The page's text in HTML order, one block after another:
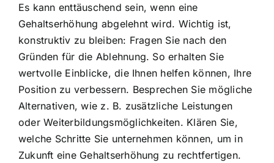
Es kann enttäuschend sein, wenn eine
Gehaltserhöhung abgelehnt wird. Wichtig ist,
konstruktiv zu bleiben: Fragen Sie nach den
Gründen für die Ablehnung. So erhalten Sie
wertvolle Einblicke, die Ihnen helfen können, Ihre
Position zu verbessern. Besprechen Sie mögliche
Alternativen, wie z. B. zusätzliche Leistungen
oder Weiterbildungsmöglichkeiten. Klären Sie,
welche Schritte Sie unternehmen können, um in
Zukunft eine Gehaltserhöhung zu rechtfertigen.